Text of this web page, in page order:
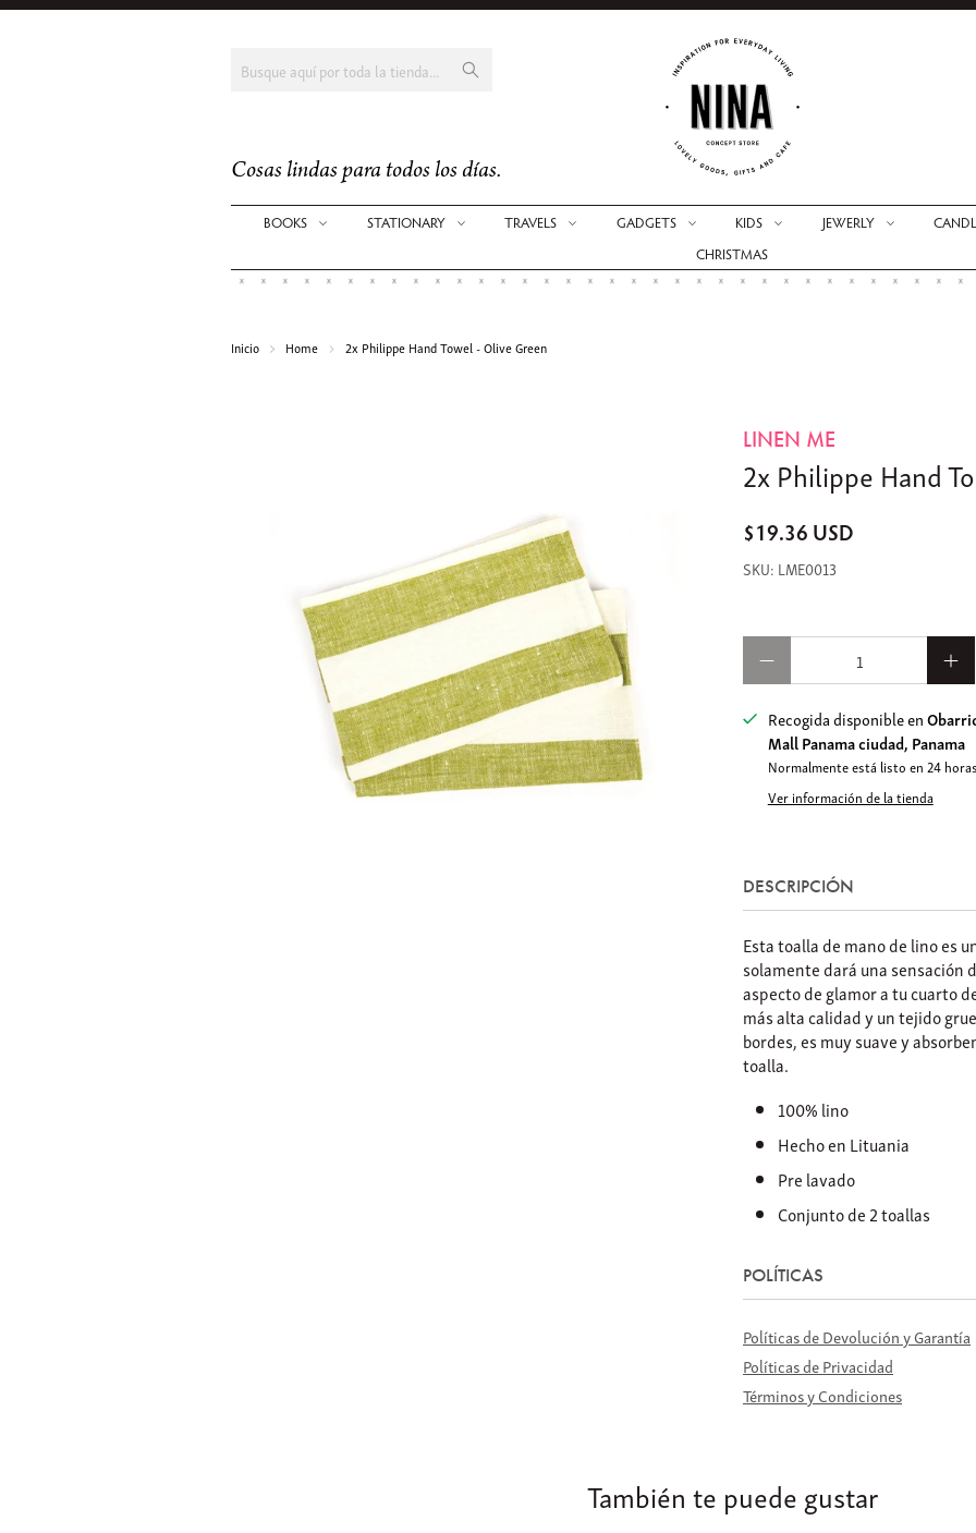
Cosas lindas para todos los días.
BOOKS STATIONARY TRAVELS GADGETS KIDS JEWERLY
CHRISTMAS
Inicio Home 2x Philippe Hand Towel - Olive Green
LINEN ME
2x Philippe Hand
$19.36 USD
LME0013
Recogida disponible en
Mall Panama ciudad, Panama
Normalmente está listo en 24
Ver información de la tienda
DESCRIPCIÓN
Esta toalla de mano de lino es
solamente dará una sensación
aspecto de glamor a tu cuarto
más alta calidad y un tejido
bordes, es muy suave y
toalla.
100% lino
Hecho en Lituania
Pre lavado
Conjunto de 2 toallas
POLÍTICAS
Políticas de Devolución y Garantía
Políticas de Privacidad
Términos y Condiciones
También te puede gustar